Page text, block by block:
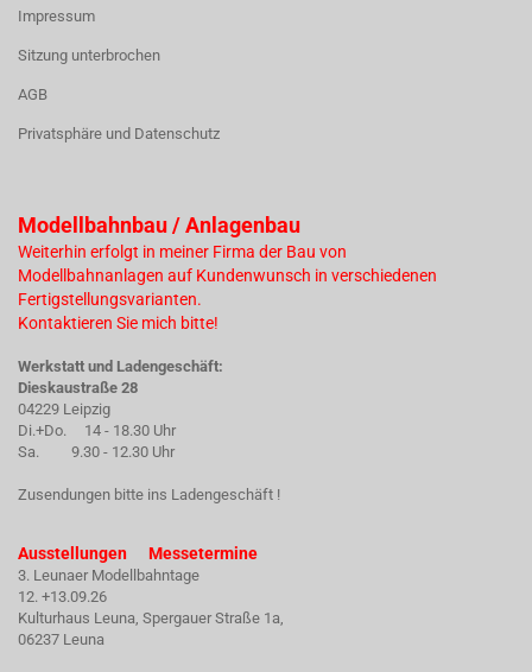
Impressum
Sitzung unterbrochen
AGB
Privatsphäre und Datenschutz
Modellbahnbau / Anlagenbau
Weiterhin erfolgt in meiner Firma der Bau von
Modellbahnanlagen auf Kundenwunsch in verschiedenen
Fertigstellungsvarianten.
Kontaktieren Sie mich bitte!
Werkstatt und Ladengeschäft:
Dieskaustraße 28
04229 Leipzig
Di.+Do. 14 - 18.30 Uhr
Sa. 9.30 - 12.30 Uhr
Zusendungen bitte ins Ladengeschäft !
Ausstellungen Messetermine
3. Leunaer Modellbahntage
12. +13.09.26
Kulturhaus Leuna, Spergauer Straße 1a,
06237 Leuna